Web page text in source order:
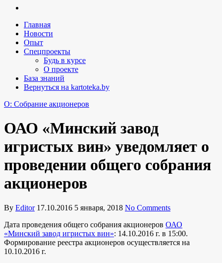
Главная
Новости
Опыт
Спецпроекты
Будь в курсе
О проекте
База знаний
Вернуться на kartoteka.by
O: Собрание акционеров
ОАО «Минский завод
игристых вин» уведомляет о
проведении общего собрания
акционеров
By Editor 17.10.2016 5 января, 2018 No Comments
Дата проведения общего собрания акционеров ОАО
«Минский завод игристых вин»: 14.10.2016 г. в 15:00.
Формирование реестра акционеров осуществляется на
10.10.2016 г.